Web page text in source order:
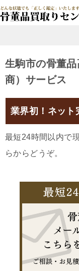
生駒市の骨董
商）サービス
業界初！ネット
最短24時間以内で
らからどうぞ。